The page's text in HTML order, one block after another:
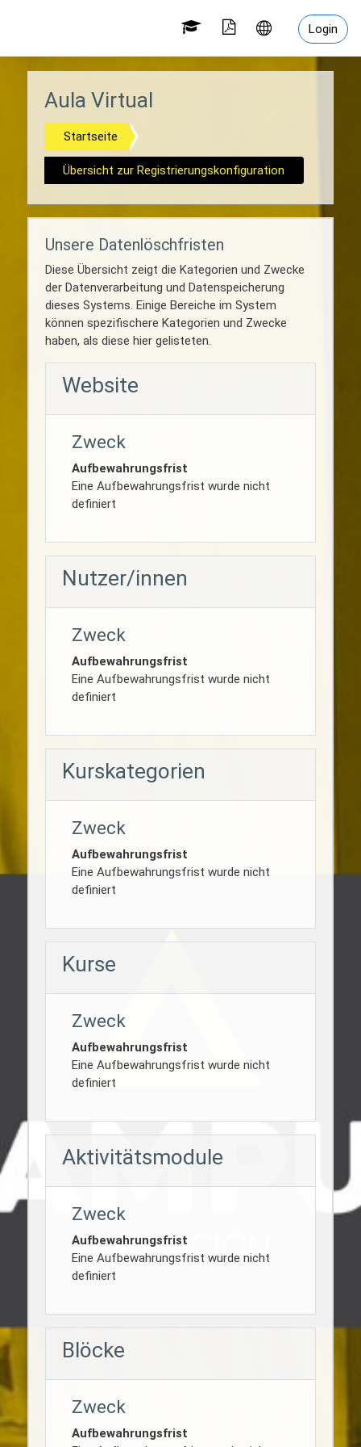
Login
Aula Virtual
Startseite
Übersicht zur Registrierungskonfiguration
Unsere Datenlöschfristen
Diese Übersicht zeigt die Kategorien und Zwecke
der Datenverarbeitung und Datenspeicherung
dieses Systems. Einige Bereiche im System
können spezifischere Kategorien und Zwecke
haben, als diese hier gelisteten.
Website
Zweck
Aufbewahrungsfrist
Eine Aufbewahrungsfrist wurde nicht
definiert
Nutzer/innen
Zweck
Aufbewahrungsfrist
Eine Aufbewahrungsfrist wurde nicht
definiert
Kurskategorien
Zweck
Aufbewahrungsfrist
Eine Aufbewahrungsfrist wurde nicht
definiert
Kurse
Zweck
Aufbewahrungsfrist
Eine Aufbewahrungsfrist wurde nicht
definiert
Aktivitätsmodule
Zweck
Aufbewahrungsfrist
Eine Aufbewahrungsfrist wurde nicht
definiert
Blöcke
Zweck
Aufbewahrungsfrist